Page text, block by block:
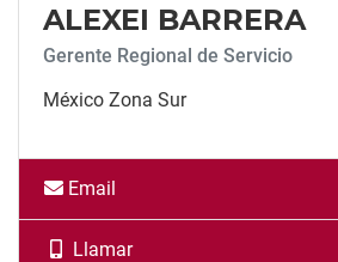
ALEXEI BARRERA
Gerente Regional de Servicio
México Zona Sur
Email
Llamar
Llamar